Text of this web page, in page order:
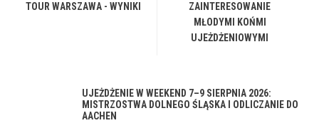
TOUR WARSZAWA - WYNIKI
ZAINTERESOWANIE
MŁODYMI KOŃMI
UJEŻDŻENIOWYMI
UJEŻDŻENIE W WEEKEND 7–9 SIERPNIA 2026:
MISTRZOSTWA DOLNEGO ŚLĄSKA I ODLICZANIE DO
AACHEN